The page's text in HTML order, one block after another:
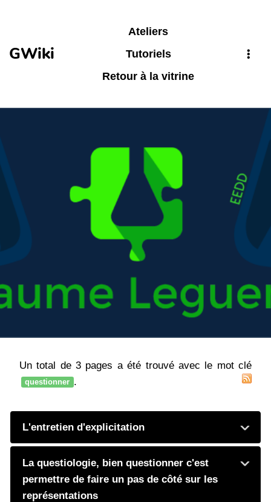
GWiki
Ateliers
Tutoriels
Retour à la vitrine
Un total de 3 pages a été trouvé avec le mot clé
questionner .
L'entretien d'explicitation
La questiologie, bien questionner c'est
permettre de faire un pas de côté sur les
représentations